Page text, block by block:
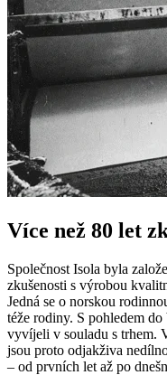
Více než 80 let
Společnost Isola byla
zkušenosti s výrobou
Jedná se o norskou
téže rodiny. S pohledem do
vyvíjeli v souladu s trhem.
jsou proto odjakživa
– od prvních let až po